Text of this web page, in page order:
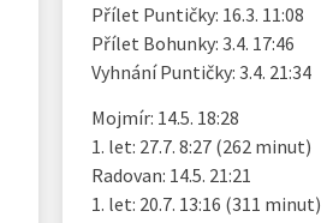
Přílet Puntičky: 16.3. 11:08
Přílet Bohunky: 3.4. 17:46
Vyhnání Puntičky: 3.4. 21:34
Mojmír: 14.5. 18:28
1. let: 27.7. 8:27 (262 minut)
Radovan: 14.5. 21:21
1. let: 20.7. 13:16 (311 minut)